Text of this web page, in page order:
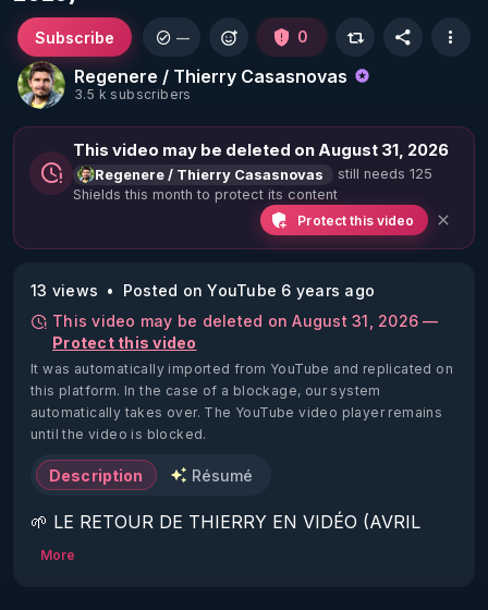
Regenere / Thierry Casasnovas
3.5 k subscribers
Subscribe — 0
This video may be deleted on August 31, 2026
Regenere / Thierry Casasnovas
still needs 125
Shields this month to protect its content
Protect this video
13 views
Posted on YouTube 6 years ago
This video may be deleted on August 31, 2026 —
Protect this video
It was automatically imported from YouTube and replicated on
this platform. In the case of a blockage, our system
automatically takes over. The YouTube video player remains
until the video is blocked.
Description Résumé
🌱 LE RETOUR DE THIERRY EN VIDÉO (AVRIL
2022)!
More